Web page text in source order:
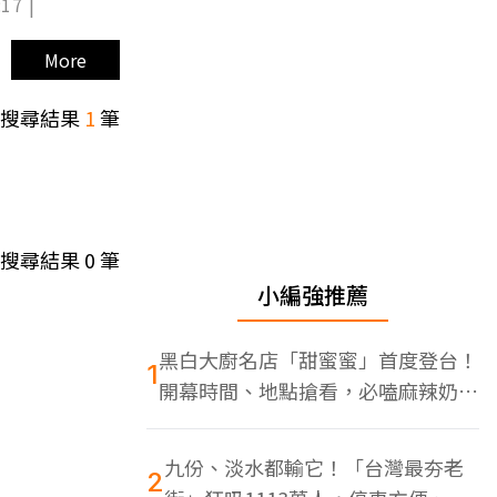
More
搜尋結果 1筆
搜尋結果0筆
小編強推薦
1黑白大廚名店「甜蜜蜜」首度登台！
開幕時間、地點搶看，必嗑麻辣奶油
蝦
2九份、淡水都輸它！「台灣最夯老